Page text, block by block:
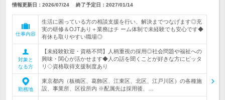
情報更新日：2026/07/24 終了予定日： 2027/01/14
仕事内容
生活に困っている方の相談支援を行い、解決までつなげます◎充
実の研修＆OJTあり＋業務はチ ーム体制で未経験でも安心です◆
有休も取りやすい職場◎
対象と
なる方
【未経験歓迎・資格不問】人柄重視の採用◎社会問題や福祉への
興味・関心が活かせます◆人の話を聞くことが好きな方にピッタ
リ◇資格取得支援制度あり
勤務地
東京都内（板橋区、葛飾区、江東区、北区、江戸川区）の各種施
設、事業所、区役所内 ※配属先は採用後、…